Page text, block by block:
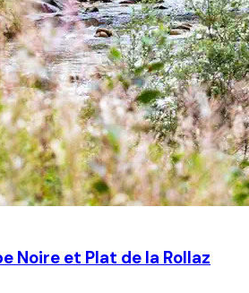
Noire et Plat de la Rollaz